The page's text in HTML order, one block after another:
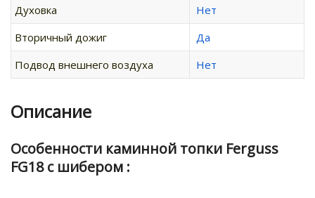
Духовка
Нет
Вторичный дожиг
Да
Подвод внешнего воздуха
Нет
Описание
Особенности каминной топки Ferguss
FG18 с шибером :